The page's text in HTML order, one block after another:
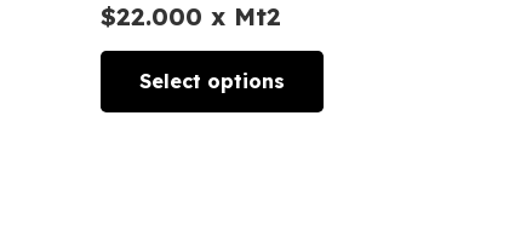
$22.000 x Mt2
Select options